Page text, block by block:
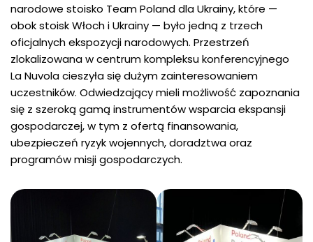
narodowe stoisko Team Poland dla Ukrainy, które —
obok stoisk Włoch i Ukrainy — było jedną z trzech
oficjalnych ekspozycji narodowych. Przestrzeń
zlokalizowana w centrum kompleksu konferencyjnego
La Nuvola cieszyła się dużym zainteresowaniem
uczestników. Odwiedzający mieli możliwość zapoznania
się z szeroką gamą instrumentów wsparcia ekspansji
gospodarczej, w tym z ofertą finansowania,
ubezpieczeń ryzyk wojennych, doradztwa oraz
programów misji gospodarczych.